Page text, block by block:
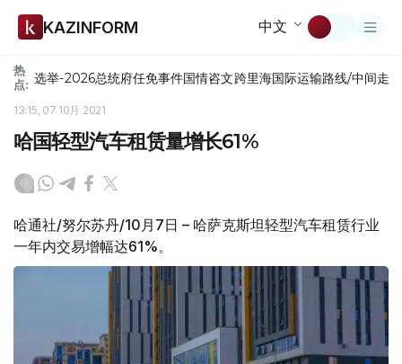
KAZINFORM 中文
热
点: 选举-2026总统府任免事件国情咨文跨里海国际运输路线/中间走廊
13:15, 07 10月 2021
哈国轻型汽车租赁量增长61%
哈通社/努尔苏丹/10月7日 – 哈萨克斯坦轻型汽车租赁行业
一年内交易增幅达61%。